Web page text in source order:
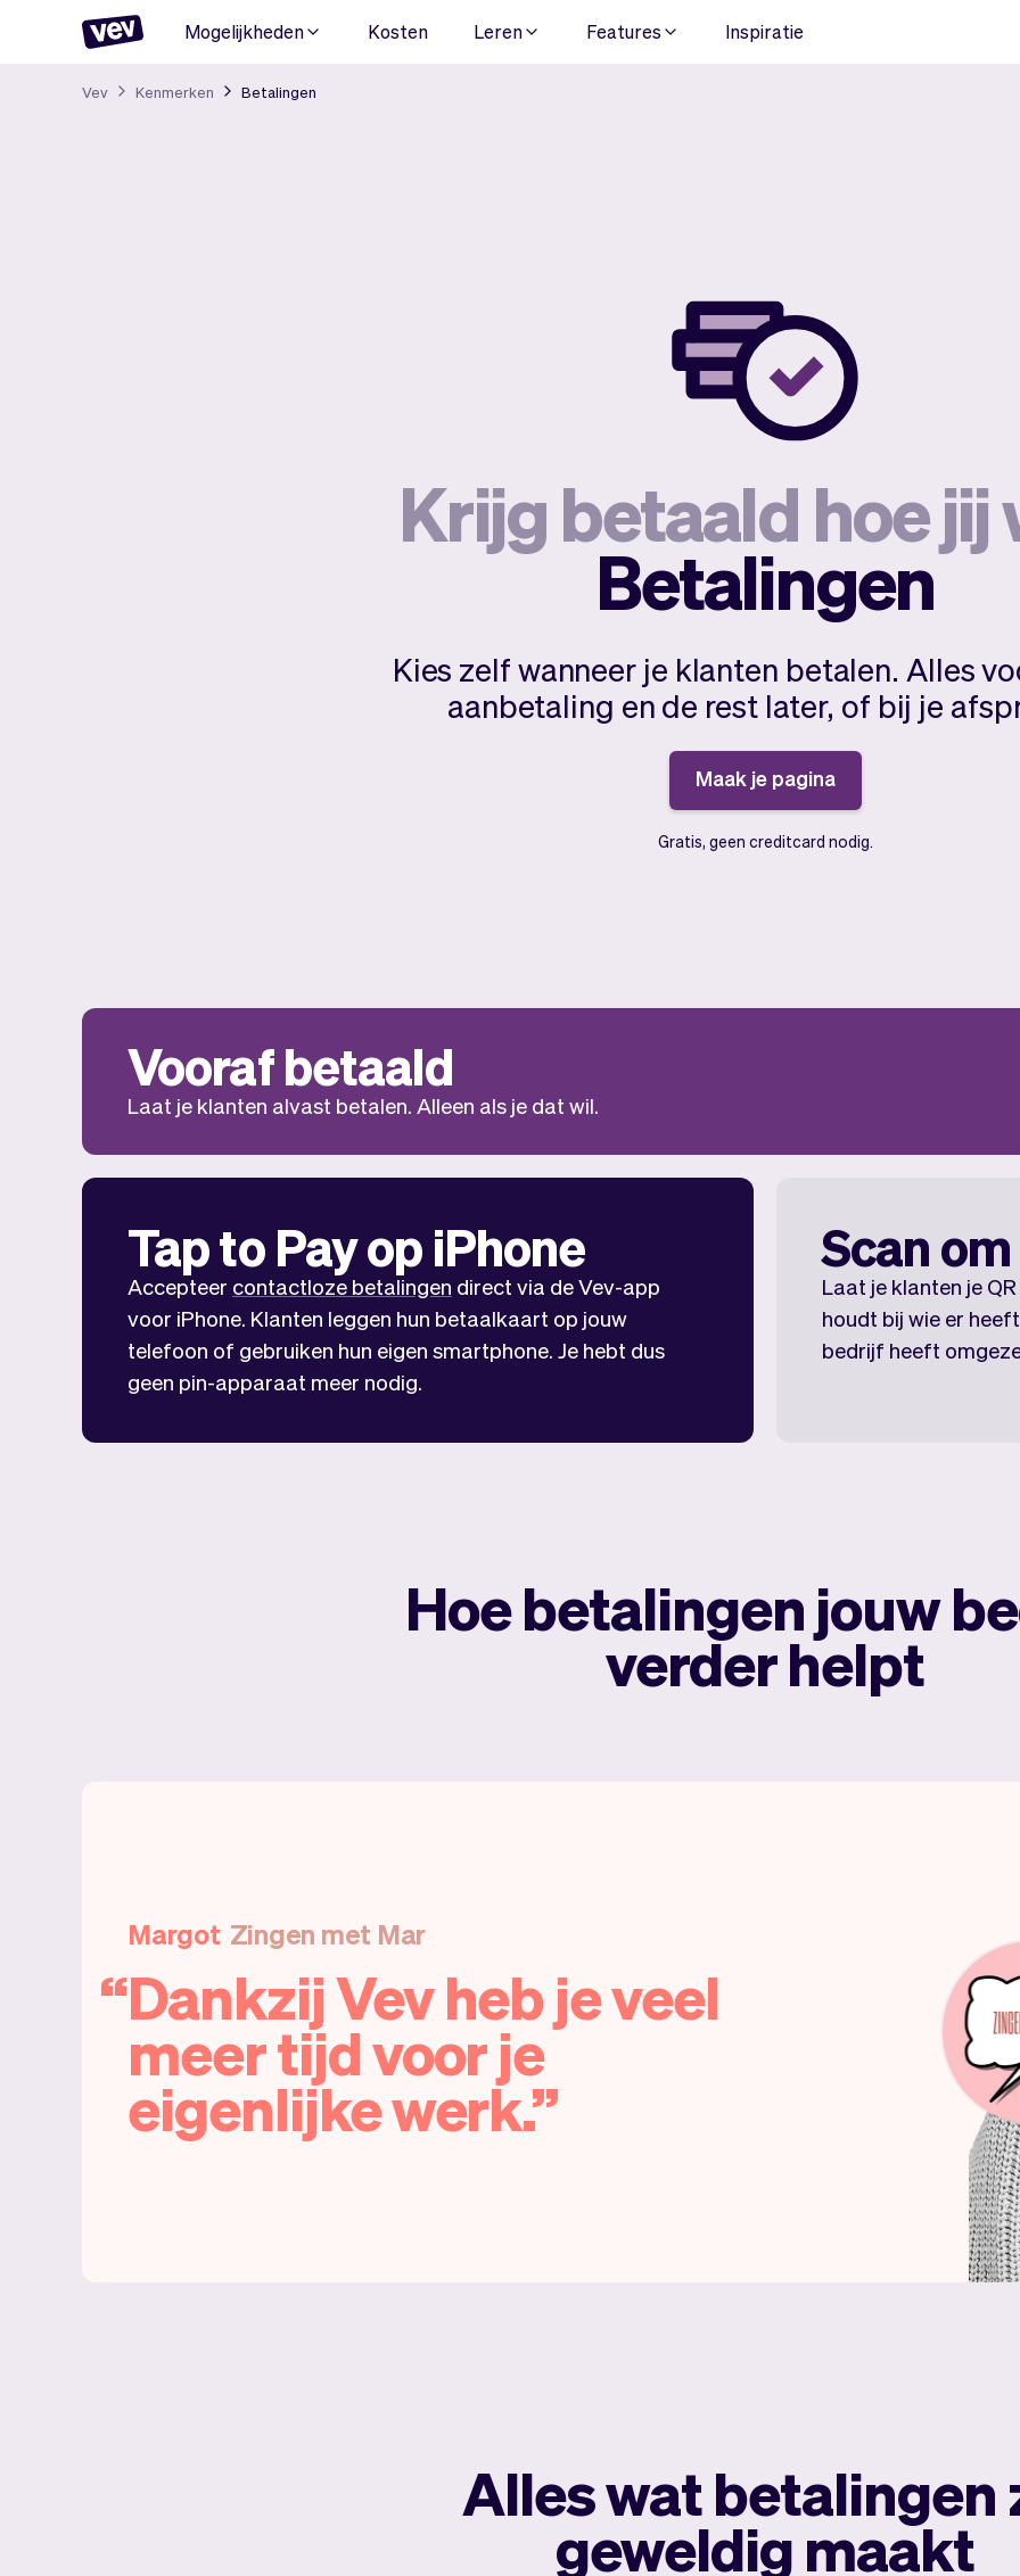
Mogelijkheden Kosten Leren Features Inspiratie
Vev Kenmerken Betalingen
Betalingen
Krijg betaald hoe jij
Kies zelf wanneer je klanten betalen. Alles
aanbetaling en de rest later, of bij je
Maak je pagina
Gratis, geen creditcard nodig.
Vooraf betaald
Laat je klanten alvast betalen. Alleen als je dat wil.
Tap to Pay op iPhone
Accepteer contactloze betalingen direct via de Vev-app
voor iPhone. Klanten leggen hun betaalkaart op jouw
telefoon of gebruiken hun eigen smartphone. Je hebt dus
geen pin-apparaat meer nodig.
Scan
Laat je klanten je
houdt bij wie er
bedrijf heeft
Hoe betalingen jouw
verder helpt
Margot Zingen met Mar
Dankzij Vev heb je veel
meer tijd voor je
eigenlijke werk.
Alles wat betalingen
geweldig maakt